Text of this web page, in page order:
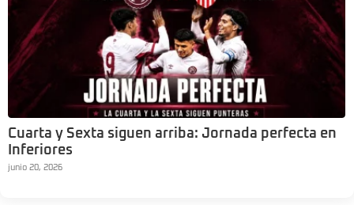
Cuarta y Sexta siguen arriba: Jornada perfecta en
Inferiores
junio 20, 2026